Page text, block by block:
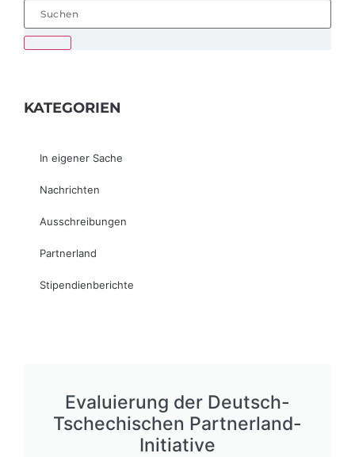
KATEGORIEN
In eigener Sache
Nachrichten
Ausschreibungen
Partnerland
Stipendienberichte
Evaluierung der Deutsch-
Tschechischen Partnerland-
Initiative